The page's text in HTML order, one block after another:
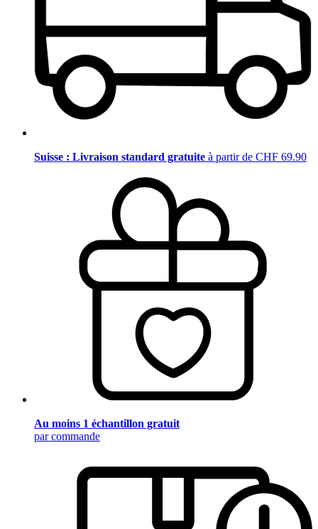
Suisse : Livraison standard gratuite à partir de CHF 69.90
Au moins 1 échantillon gratuit
par commande